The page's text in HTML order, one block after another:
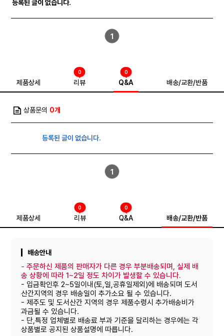
등록된 글이 없습니다.
1
제품상세 리뷰
0
Q&A
0
배송/교환/반품
상품문의 0개
등록된 글이 없습니다.
1
제품상세 리뷰
0
Q&A
0
배송/교환/반품
배송안내
-주문하신 제품의 판매자가 다른 경우 부분배송되며, 실제 배
송 상황에 따라 1~2일 정도 차이가 발생할 수 있습니다.
- 입금확인후 2~5일이내(토,일,공휴일제외)에 배송되며 도서
산간지역의 경우 배송일이 추가소요 될 수 있습니다.
- 제주도 및 도서산간 지역의 경우 제품수령시 추가배송비가
과금될 수 있습니다.
- 단,특정 업체별로 배송료 부과 기준을 달리하는 경우에는 각
상품별로 공지된 상품설명에 따릅니다.